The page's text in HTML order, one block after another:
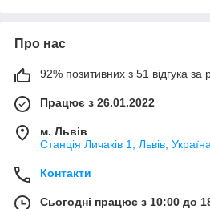
Про нас
92% позитивних з 51 відгука за
Працює з 26.01.2022
м. Львів
Станція Личаків 1, Львів, Україна
Контакти
Сьогодні працює з 10:00 до